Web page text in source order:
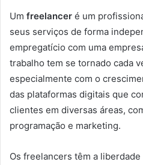
Um freelancer é um
seus serviços de forma
empregatício com uma
trabalho tem se tornado cada
especialmente com o
das plataformas digitais que
clientes em diversas áreas,
programação e marketing.
Os freelancers têm a